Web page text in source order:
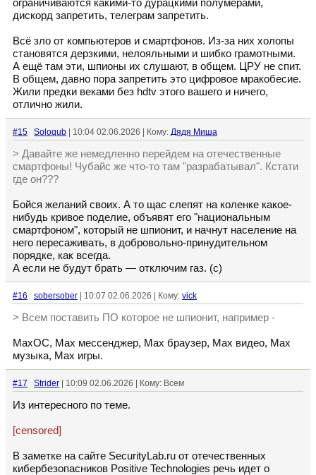
ограничиваются какими-то дурацкими полумерами,
дискорд запретить, телеграм запретить.
Всё зло от компьютеров и смартфонов. Из-за них холопы
становятся дерзкими, нелояльными и шибко грамотными.
А ещё там эти, шпионы их слушают, в общем. ЦРУ не спит.
В общем, давно пора запретить это цифровое мракобесие.
Жили предки веками без hdtv этого вашего и ничего,
отлично жили.
#15 Soloqub | 10:04 02.06.2026 | Кому: Дядя Миша
> Давайте же немедленно перейдем на отечественные
смартфоны! Чубайс же что-то там "разрабатывал". Кстати
где он???
Бойся желаний своих. А то щас слепят на коленке какое-
нибудь кривое поделие, объявят его "национальным
смартфоном", который не шпионит, и начнут население на
него пересаживать, в добровольно-принудительном
порядке, как всегда.
А если не будут брать — отключим газ. (с)
#16 sobersober | 10:07 02.06.2026 | Кому: vick
> Всем поставить ПО которое не шпионит, например -
МахОС, Мах мессенджер, Мах браузер, Мах видео, Мах
музыка, Мах игры.
#17 Strider | 10:09 02.06.2026 | Кому: Всем
Из интересного по теме.
[censored]
В заметке на сайте SecurityLab.ru от отечественных
кибербезопасников Positive Technologies речь идет о